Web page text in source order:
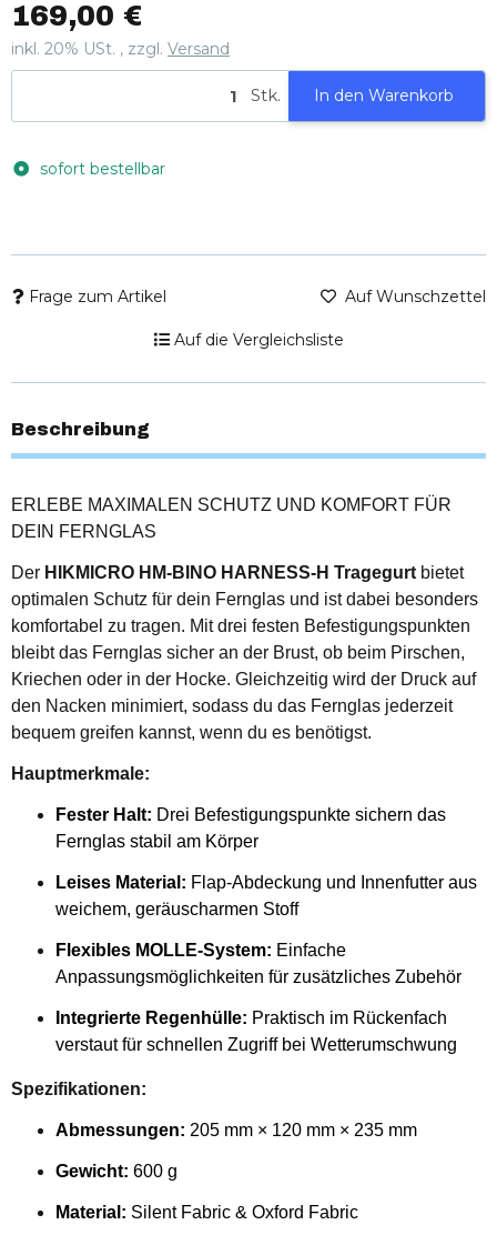
169,00 €
inkl. 20% USt. , zzgl. Versand
Stk. In den Warenkorb
sofort bestellbar
Frage zum Artikel Auf Wunschzettel
Auf die Vergleichsliste
Beschreibung
ERLEBE MAXIMALEN SCHUTZ UND KOMFORT FÜR
DEIN FERNGLAS
Der HIKMICRO HM-BINO HARNESS-H Tragegurt bietet
optimalen Schutz für dein Fernglas und ist dabei besonders
komfortabel zu tragen. Mit drei festen Befestigungspunkten
bleibt das Fernglas sicher an der Brust, ob beim Pirschen,
Kriechen oder in der Hocke. Gleichzeitig wird der Druck auf
den Nacken minimiert, sodass du das Fernglas jederzeit
bequem greifen kannst, wenn du es benötigst.
Hauptmerkmale:
Fester Halt: Drei Befestigungspunkte sichern das
Fernglas stabil am Körper
Leises Material: Flap-Abdeckung und Innenfutter aus
weichem, geräuscharmen Stoff
Flexibles MOLLE-System: Einfache
Anpassungsmöglichkeiten für zusätzliches Zubehör
Integrierte Regenhülle: Praktisch im Rückenfach
verstaut für schnellen Zugriff bei Wetterumschwung
Spezifikationen:
Abmessungen: 205 mm × 120 mm × 235 mm
Gewicht: 600 g
Material: Silent Fabric & Oxford Fabric